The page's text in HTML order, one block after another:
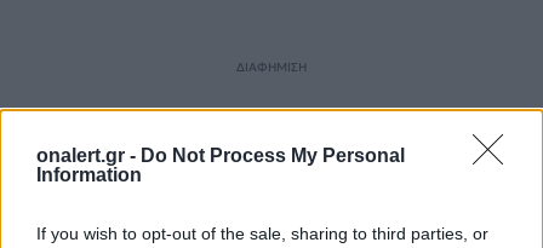
onalert.gr - Do Not Process My Personal
Information
If you wish to opt-out of the sale, sharing to third parties, or
ΔΙΑΦΗΜΙΣΗ